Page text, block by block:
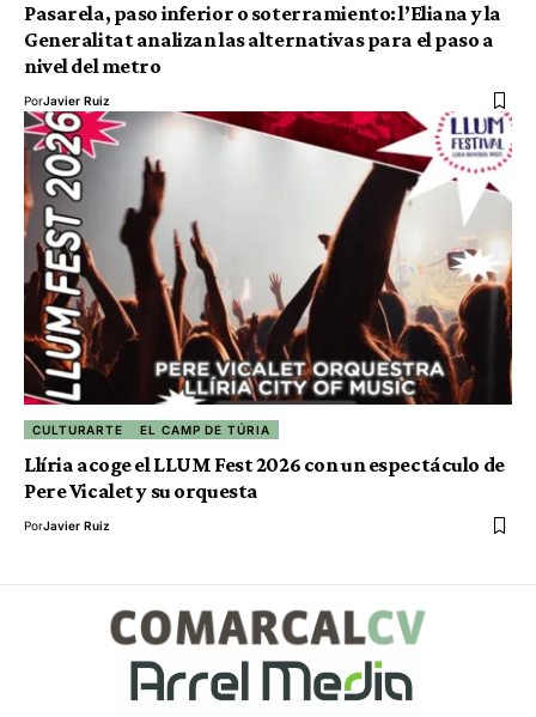
Pasarela, paso inferior o soterramiento: l’Eliana y la
Generalitat analizan las alternativas para el paso a
nivel del metro
PorJavier Ruiz
CULTURARTE EL CAMP DE TÚRIA
Llíria acoge el LLUM Fest 2026 con un espectáculo de
Pere Vicalet y su orquesta
PorJavier Ruiz